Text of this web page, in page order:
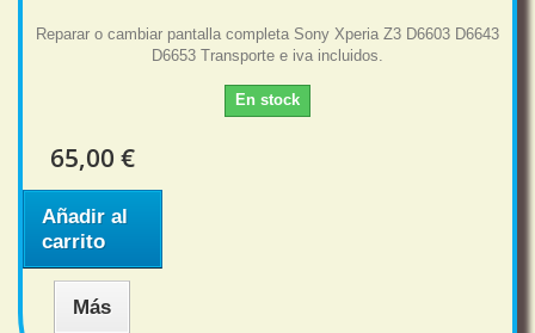
Reparar o cambiar pantalla completa Sony Xperia Z3 D6603 D6643
D6653 Transporte e iva incluidos.
En stock
65,00 €
Añadir al
carrito
Más